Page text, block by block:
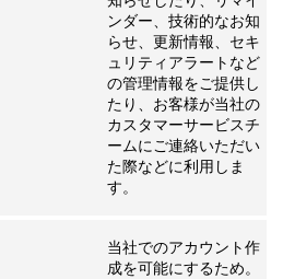
ンダー、技術的なお知
らせ、更新情報、セキ
ュリティアラートなど
の管理情報をご提供し
たり、お客様が当社の
カスタマーサービスチ
ームにご連絡いただい
た際などに利用しま
す。
当社でのアカウント作
成を可能にするため。